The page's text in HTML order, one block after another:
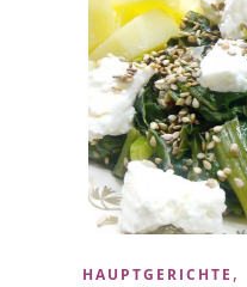
HAUPTGERICHTE ,